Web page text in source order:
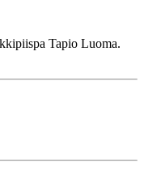
Tapio Luoma.